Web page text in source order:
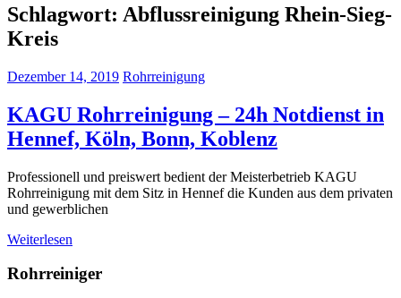
Schlagwort: Abflussreinigung Rhein-Sieg-
Kreis
Dezember 14, 2019 Rohrreinigung
KAGU Rohrreinigung – 24h Notdienst in
Hennef, Köln, Bonn, Koblenz
Professionell und preiswert bedient der Meisterbetrieb KAGU
Rohrreinigung mit dem Sitz in Hennef die Kunden aus dem privaten
und gewerblichen
Weiterlesen
Rohrreiniger